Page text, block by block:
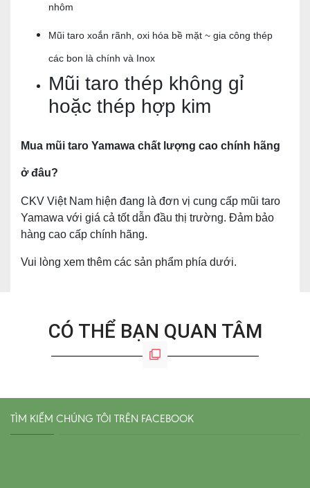
MÀI
PHAY
NGÓN
CNC
LIÊN
nhôm
Mũi taro xoắn rãnh, oxi hóa bề mặt ~ gia công thép
các bon là chính và Inox
Mũi taro thép không gỉ
hoặc thép hợp kim
Mua mũi taro Yamawa chất lượng cao chính hãng
ở đâu?
CKV Việt Nam hiện đang là đơn vị cung cấp mũi taro
Yamawa với giá cả tốt dẫn đầu thị trường. Đảm bảo
hàng cao cấp chính hãng.
Vui lòng xem thêm các sản phẩm phía dưới.
CÓ THỂ BẠN QUAN TÂM
TÌM KIẾM CHÚNG TÔI TRÊN FACEBOOK